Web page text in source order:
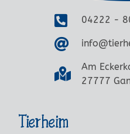
04222 -
Am
27777
Tierheim